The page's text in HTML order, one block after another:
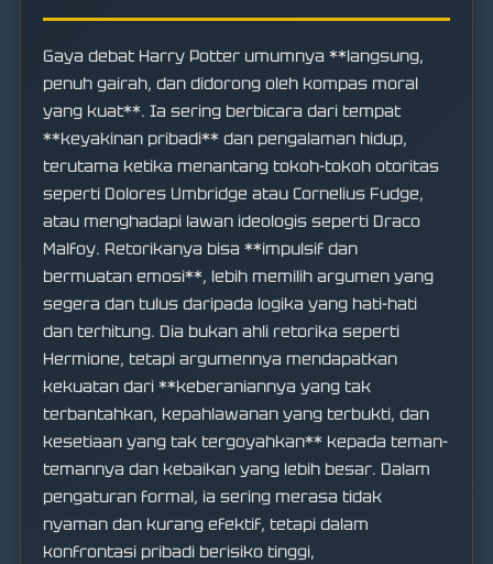
Gaya debat Harry Potter umumnya **langsung,
penuh gairah, dan didorong oleh kompas moral
yang kuat**. Ia sering berbicara dari tempat
**keyakinan pribadi** dan pengalaman hidup,
terutama ketika menantang tokoh-tokoh otoritas
seperti Dolores Umbridge atau Cornelius Fudge,
atau menghadapi lawan ideologis seperti Draco
Malfoy. Retorikanya bisa **impulsif dan
bermuatan emosi**, lebih memilih argumen yang
segera dan tulus daripada logika yang hati-hati
dan terhitung. Dia bukan ahli retorika seperti
Hermione, tetapi argumennya mendapatkan
kekuatan dari **keberaniannya yang tak
terbantahkan, kepahlawanan yang terbukti, dan
kesetiaan yang tak tergoyahkan** kepada teman-
temannya dan kebaikan yang lebih besar. Dalam
pengaturan formal, ia sering merasa tidak
nyaman dan kurang efektif, tetapi dalam
konfrontasi pribadi berisiko tinggi,